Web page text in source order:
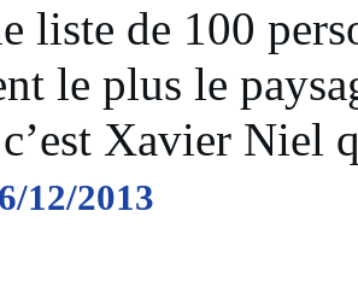
liste de 100
le plus le
Xavier Niel
12/2013